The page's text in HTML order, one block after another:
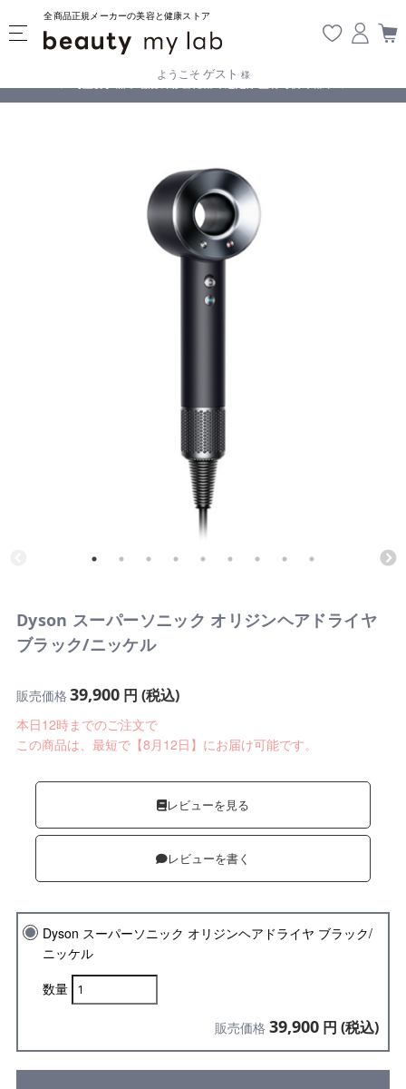
全商品正規メーカーの美容と健康ストア
ようこそ ゲスト 様
【重要】熊本地震の影響により遅延が生じております
Dyson スーパーソニック オリジンヘアドライヤ
ブラック/ニッケル
販売価格 39,900円 (税込)
本日12時までのご注文で
この商品は、最短で【8月12日】にお届け可能です。
レビューを見る
レビューを書く
Dyson スーパーソニック オリジンヘアドライヤ ブラック/
ニッケル
数量
販売価格 39,900 円 (税込)